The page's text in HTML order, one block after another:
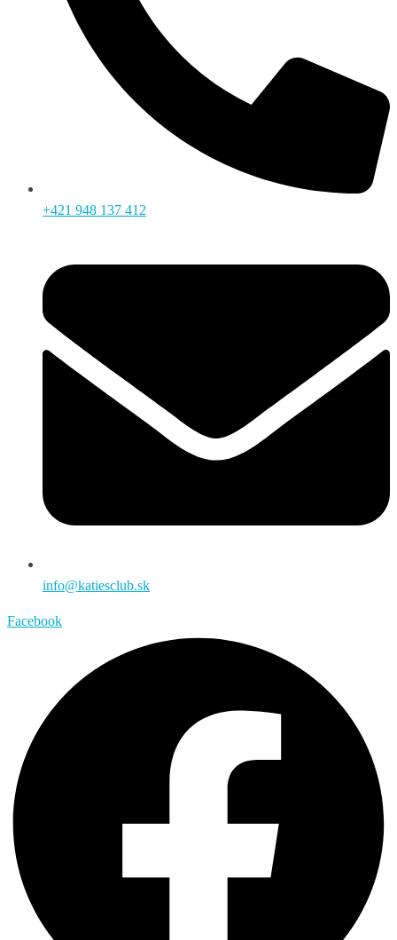
+421 948 137 412
info@katiesclub.sk
Facebook